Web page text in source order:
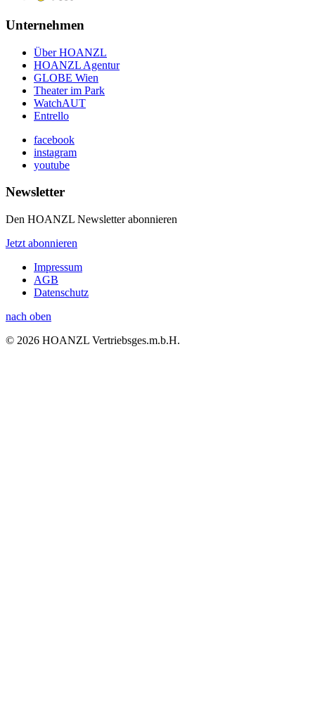
Unternehmen
Über HOANZL
HOANZL Agentur
GLOBE Wien
Theater im Park
WatchAUT
Entrello
facebook
instagram
youtube
Newsletter
Den HOANZL Newsletter abonnieren
Jetzt abonnieren
Impressum
AGB
Datenschutz
nach oben
© 2026 HOANZL Vertriebsges.m.b.H.